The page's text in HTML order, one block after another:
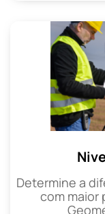
Determine a
com maior